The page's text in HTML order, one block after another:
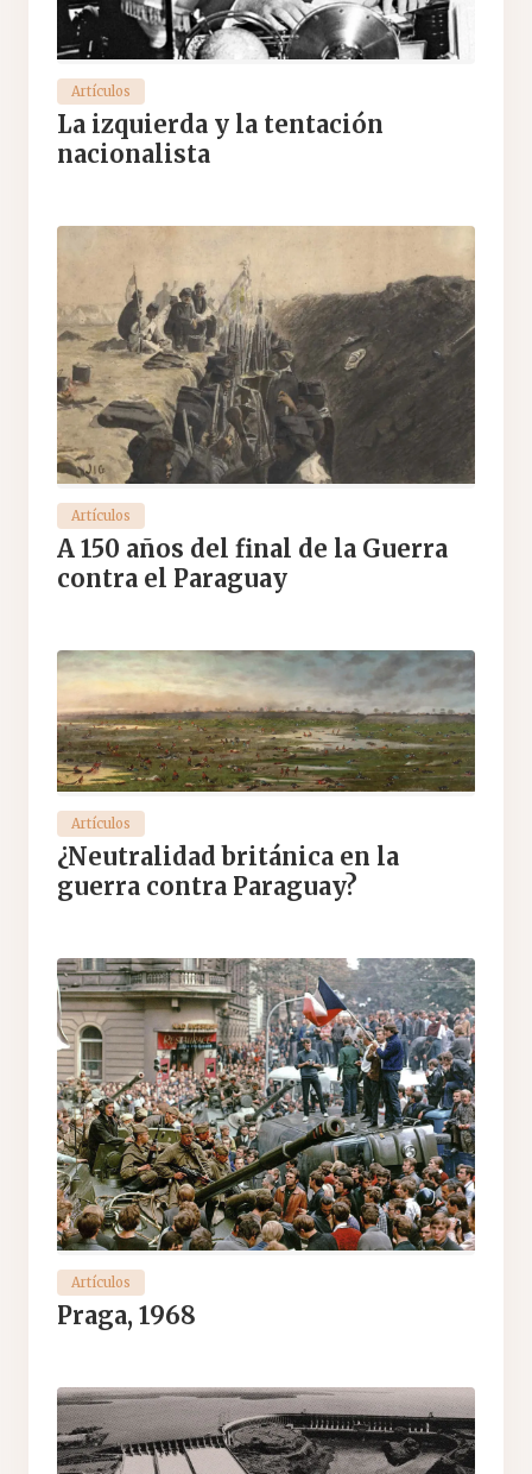
Artículos
La izquierda y la tentación
nacionalista
Artículos
A 150 años del final de la Guerra
contra el Paraguay
Artículos
¿Neutralidad británica en la
guerra contra Paraguay?
Artículos
Praga, 1968